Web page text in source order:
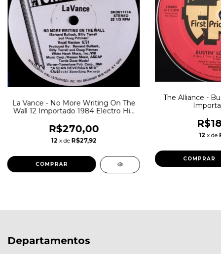
La Vance - No More Writing On The
Wall 12 Importado 1984 Electro Hip
R$270,00
12 x de R$27,92
The Alliance -
12 x de
Departamentos